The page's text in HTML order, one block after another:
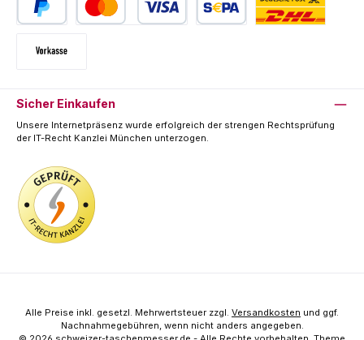
Sicher Einkaufen
Unsere Internetpräsenz wurde erfolgreich der strengen Rechtsprüfung
der IT-Recht Kanzlei München unterzogen.
Alle Preise inkl. gesetzl. Mehrwertsteuer zzgl. Versandkosten und ggf.
Nachnahmegebühren, wenn nicht anders angegeben.